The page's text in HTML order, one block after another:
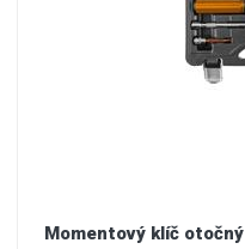
Momentový klíč